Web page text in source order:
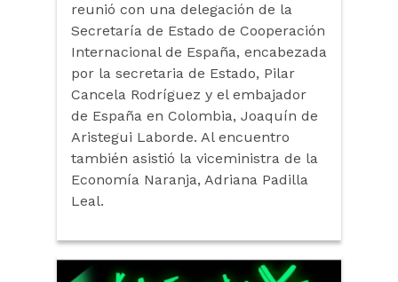
reunió con una delegación de la
Secretaría de Estado de Cooperación
Internacional de España, encabezada
por la secretaria de Estado, Pilar
Cancela Rodríguez y el embajador
de España en Colombia, Joaquín de
Aristegui Laborde. Al encuentro
también asistió la viceministra de la
Economía Naranja, Adriana Padilla
Leal.